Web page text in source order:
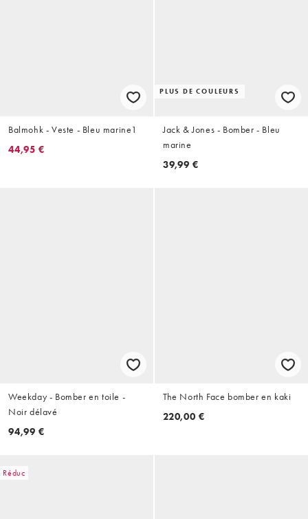
Balmohk - Veste - Bleu marine1
44,95 €
PLUS DE COULEURS
Jack & Jones - Bomber - Bleu
marine
39,99 €
Weekday - Bomber en toile -
Noir délavé
94,99 €
The North Face bomber en kaki
220,00 €
Réduc